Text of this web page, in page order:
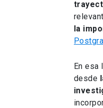
la
En esa
desde